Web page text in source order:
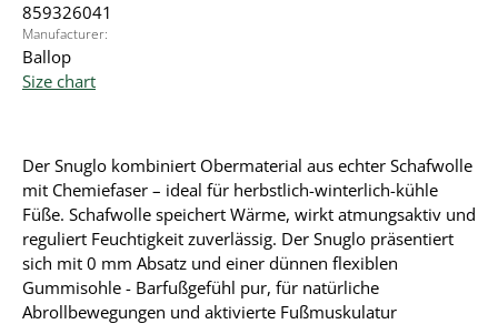
859326041
Manufacturer:
Ballop
Size chart
Der Snuglo kombiniert Obermaterial aus echter Schafwolle
mit Chemiefaser – ideal für herbstlich-winterlich-kühle
Füße. Schafwolle speichert Wärme, wirkt atmungsaktiv und
reguliert Feuchtigkeit zuverlässig. Der Snuglo präsentiert
sich mit 0 mm Absatz und einer dünnen flexiblen
Gummisohle - Barfußgefühl pur, für natürliche
Abrollbewegungen und aktivierte Fußmuskulatur